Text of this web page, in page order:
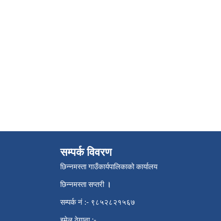
सम्पर्क विवरण
छिन्नमस्ता गाउँकार्यपालिकाको कार्यालय
छिन्नमस्ता सप्तरी ।
सम्पर्क नं :- ९८५२८२१५६७